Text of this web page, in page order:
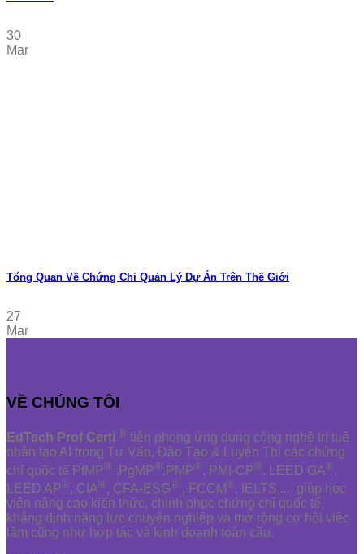
30
Mar
Tổng Quan Về Chứng Chỉ Quản Lý Dự Án Trên Thế Giới
27
Mar
VỀ CHÚNG TÔI
EdTech Prof Certi ® tiên phong ứng dụng công nghệ trí tuệ
nhân tạo AI trong Tư Vấn, Đào Tạo & Luyện Thi các chứng
chỉ quốc tế PfMP® ,PgMP®,PMP®, PMI-CP®, LEED GA®,
LEED AP®, CIA®, CFA-ESG® , FCCM®, IELTS,.... giúp học
viên nâng cao kiến thức, chinh phục chứng chỉ quốc tế,
khẳng định năng lực chuyên nghiệp và mở rộng cơ hội việc
làm cũng như hợp tác và kinh doanh toàn cầu.